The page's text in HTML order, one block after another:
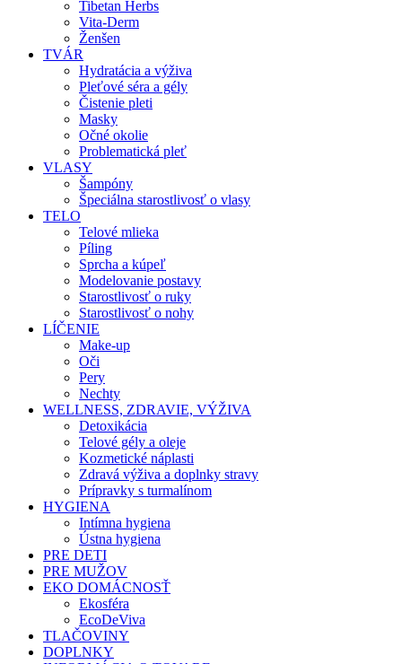
Tibetan Herbs
Vita-Derm
Ženšen
TVÁR
Hydratácia a výživa
Pleťové séra a gély
Čistenie pleti
Masky
Očné okolie
Problematická pleť
VLASY
Šampóny
Špeciálna starostlivosť o vlasy
TELO
Telové mlieka
Píling
Sprcha a kúpeľ
Modelovanie postavy
Starostlivosť o ruky
Starostlivosť o nohy
LÍČENIE
Make-up
Oči
Pery
Nechty
WELLNESS, ZDRAVIE, VÝŽIVA
Detoxikácia
Telové gély a oleje
Kozmetické náplasti
Zdravá výživa a doplnky stravy
Prípravky s turmalínom
HYGIENA
Intímna hygiena
Ústna hygiena
PRE DETI
PRE MUŽOV
EKO DOMÁCNOSŤ
Ekosféra
EcoDeViva
TLAČOVINY
DOPLNKY